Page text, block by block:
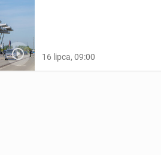
16 lipca, 09:00